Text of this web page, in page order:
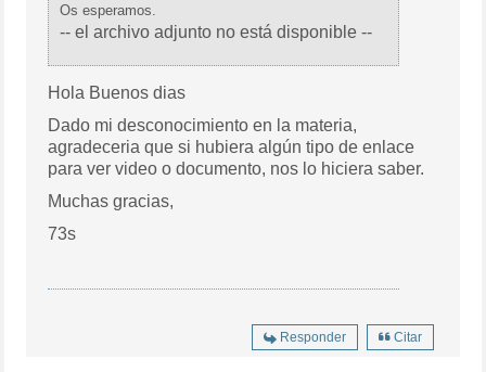
Os esperamos.
-- el archivo adjunto no está disponible --
Hola Buenos dias
Dado mi desconocimiento en la materia,
agradeceria que si hubiera algún tipo de enlace
para ver video o documento, nos lo hiciera saber.
Muchas gracias,
73s
Responder Citar